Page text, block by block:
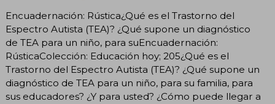
Encuadernación: Rústica¿Qué es el Trastorno del
Espectro Autista (TEA)? ¿Qué supone un diagnóstico
de TEA para un niño, para suEncuadernación:
RústicaColección: Educación hoy; 205¿Qué es el
Trastorno del Espectro Autista (TEA)? ¿Qué supone un
diagnóstico de TEA para un niño, para su familia, para
sus educadores? ¿Y para usted? ¿Cómo puede llegar a